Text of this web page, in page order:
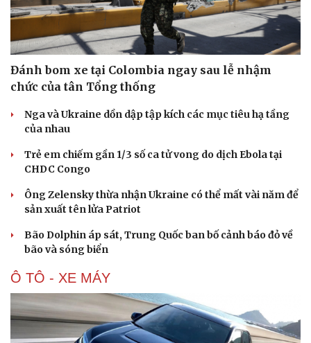
Du lịch
Săn Tour
check-in
Đọc truyện đêm khuya
Kể chuyện cho bé
Hạt giống tâm hồn
Đánh bom xe tại Colombia ngay sau lễ nhậm
chức của tân Tổng thống
Nga và Ukraine dồn dập tập kích các mục tiêu hạ tầng
của nhau
Trẻ em chiếm gần 1/3 số ca tử vong do dịch Ebola tại
CHDC Congo
Ông Zelensky thừa nhận Ukraine có thể mất vài năm để
sản xuất tên lửa Patriot
Bão Dolphin áp sát, Trung Quốc ban bố cảnh báo đỏ về
bão và sóng biển
Ô TÔ - XE MÁY